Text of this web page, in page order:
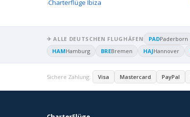
Charterflüge Ibiza
✈ ALLE DEUTSCHEN FLUGHÄFEN PADPaderborn
HAMHamburg BREBremen HAJHannover
Sichere Zahlung: Visa Mastercard PayPal